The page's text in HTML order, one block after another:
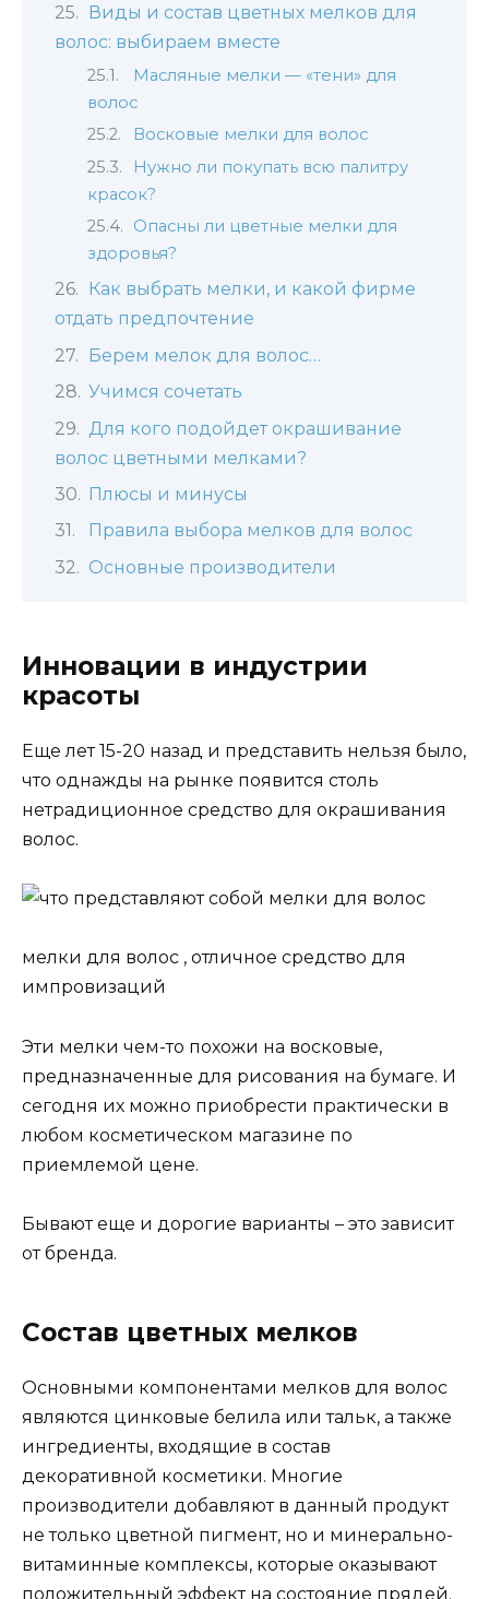
Виды и состав цветных мелков для
волос: выбираем вместе
Масляные мелки — «тени» для
волос
Восковые мелки для волос
Нужно ли покупать всю палитру
красок?
Опасны ли цветные мелки для
здоровья?
Как выбрать мелки, и какой фирме
отдать предпочтение
Берем мелок для волос…
Учимся сочетать
Для кого подойдет окрашивание
волос цветными мелками?
Плюсы и минусы
Правила выбора мелков для волос
Основные производители
Инновации в индустрии
красоты
Еще лет 15-20 назад и представить нельзя было,
что однажды на рынке появится столь
нетрадиционное средство для окрашивания
волос.
мелки для волос , отличное средство для
импровизаций
Эти мелки чем-то похожи на восковые,
предназначенные для рисования на бумаге. И
сегодня их можно приобрести практически в
любом косметическом магазине по
приемлемой цене.
Бывают еще и дорогие варианты – это зависит
от бренда.
Состав цветных мелков
Основными компонентами мелков для волос
являются цинковые белила или тальк, а также
ингредиенты, входящие в состав
декоративной косметики. Многие
производители добавляют в данный продукт
не только цветной пигмент, но и минерально-
витаминные комплексы, которые оказывают
положительный эффект на состояние прядей.